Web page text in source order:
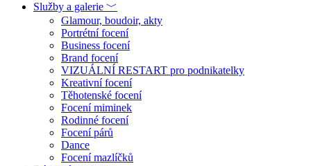
Služby a galerie ﹀
Glamour, boudoir, akty
Portrétní focení
Business focení
Brand focení
VIZUÁLNÍ RESTART pro podnikatelky
Kreativní focení
Těhotenské focení
Focení miminek
Rodinné focení
Focení párů
Dance
Focení mazlíčků